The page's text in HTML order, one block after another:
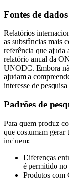
Fontes de
Relatórios
as substâncias mais
referência que ajuda
relatório anual da
UNODC. Embora
ajudam a
interesse de
Padrões de
Para quem produz
que costumam
incluem:
Diferenças
é permitido no
Produtos com